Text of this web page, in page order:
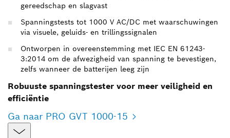
gereedschap en slagvast
Spanningstests tot 1000 V AC/DC met waarschuwingen
via visuele, geluids- en trillingssignalen
Ontworpen in overeenstemming met IEC EN 61243-
3:2014 om de afwezigheid van spanning te bevestigen,
zelfs wanneer de batterijen leeg zijn
Robuuste spanningstester voor meer veiligheid en
efficiëntie
Ga naar PRO GVT 1000-15